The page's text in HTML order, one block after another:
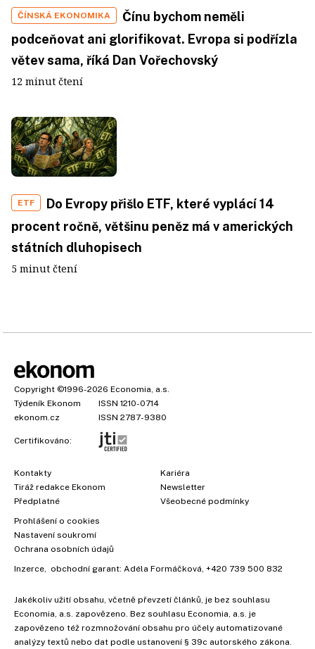
ČÍNSKÁ EKONOMIKA
Čínu bychom neměli
podceňovat ani glorifikovat. Evropa si podřízla
větev sama, říká Dan Vořechovský
12 minut čtení
ETF
Do Evropy přišlo ETF, které vyplácí 14
procent ročně, většinu peněz má v amerických
státních dluhopisech
5 minut čtení
Copyright ©1996-2026 Economia, a.s.
Týdeník Ekonom
ISSN 1210-0714
ekonom.cz
ISSN 2787-9380
Certifikováno:
Kontakty
Tiráž redakce Ekonom
Předplatné
Kariéra
Newsletter
Všeobecné podmínky
Prohlášení o cookies
Nastavení soukromí
Ochrana osobních údajů
Inzerce , obchodní garant: Adéla Formáčková +420 739 500 832
Jakékoliv užití obsahu, včetně převzetí článků, je bez souhlasu
Economia, a.s. zapovězeno. Bez souhlasu Economia, a.s. je
zapovězeno též rozmnožování obsahu pro účely automatizované
analýzy textů nebo dat podle ustanovení § 39c autorského zákona.